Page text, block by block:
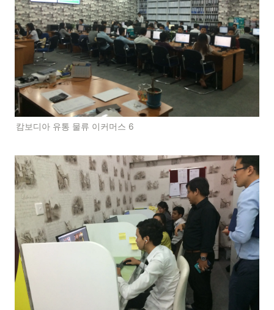
캄보디아 유통 물류 이커머스 6